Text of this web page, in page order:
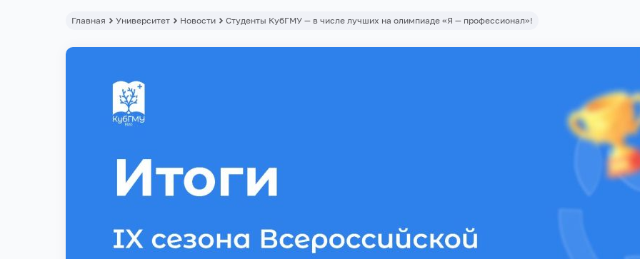
Главная Университет Новости Студенты КубГМУ — в числе лучших на олимпиаде «Я — профессионал»!